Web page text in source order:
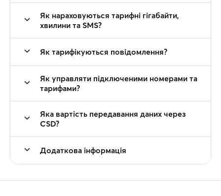
Як нараховуються тарифні гігабайти,
хвилини та SMS?
Як тарифікуються повідомлення?
Як управляти підключеними номерами та
тарифами?
Яка вартість передавання даних через
CSD?
Додаткова інформація